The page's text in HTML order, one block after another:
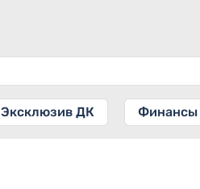
Эксклюзив ДК Финансы